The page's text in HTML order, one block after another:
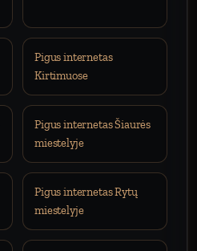
Pigus internetas
Kirtimuose
Pigus internetas Šiaurės
miestelyje
Pigus internetas Rytų
miestelyje